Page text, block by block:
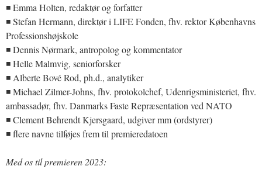
◾ Emma Holten, redaktør og forfatter
◾ Stefan Hermann, direktør i LIFE Fonden, fhv. rektor Københavns
Professionshøjskole
◾ Dennis Nørmark, antropolog og kommentator
◾ Helle Malmvig, seniorforsker
◾ Alberte Bové Rod, ph.d., analytiker
◾ Michael Zilmer-Johns, fhv. protokolchef, Udenrigsministeriet, fhv.
ambassadør, fhv. Danmarks Faste Repræsentation ved NATO
◾ Clement Behrendt Kjersgaard, udgiver mm (ordstyrer)
◾ flere navne tilføjes frem til premieredatoen
Med os til premieren 2023: